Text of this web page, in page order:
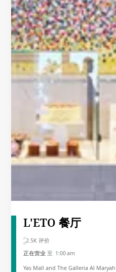
L'ETO 餐厅
2.5K 评价
正在营业 至 1:00 am
Yas Mall and The Galleria Al